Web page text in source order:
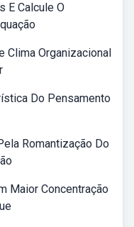
E Calcule O
Clima Organizacional
Do Pensamento
Romantização Do
Maior Concentração